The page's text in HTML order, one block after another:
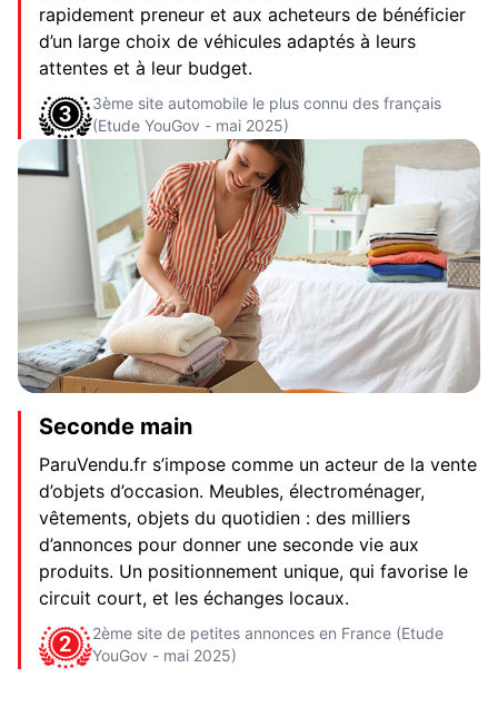
rapidement preneur et aux acheteurs de bénéficier
d’un large choix de véhicules adaptés à leurs
attentes et à leur budget.
3ème site automobile le plus connu des français
(Etude YouGov - mai 2025)
Seconde main
ParuVendu.fr s’impose comme un acteur de la vente
d’objets d’occasion. Meubles, électroménager,
vêtements, objets du quotidien : des milliers
d’annonces pour donner une seconde vie aux
produits. Un positionnement unique, qui favorise le
circuit court, et les échanges locaux.
2ème site de petites annonces en France (Etude
YouGov - mai 2025)